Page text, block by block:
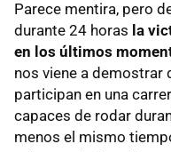
Parece mentira, pero
durante 24 horas la
en los últimos
nos viene a demostrar
participan en una
capaces de rodar
menos el mismo